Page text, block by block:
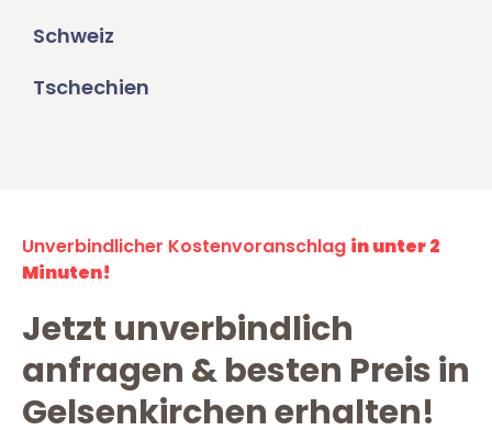
Schweiz
Tschechien
Unverbindlicher Kostenvoranschlag in unter 2
Minuten!
Jetzt unverbindlich
anfragen & besten Preis in
Gelsenkirchen erhalten!